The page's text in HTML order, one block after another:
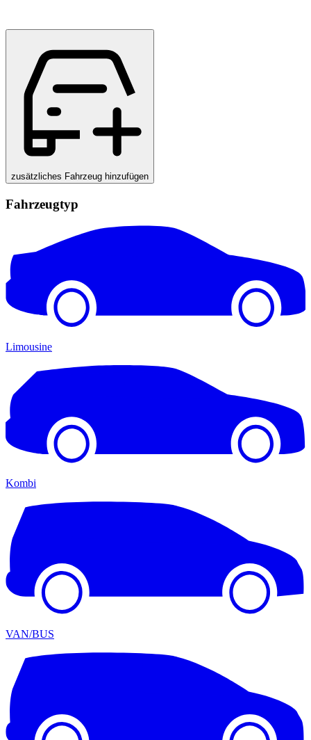
zusätzliches Fahrzeug hinzufügen
Fahrzeugtyp
Limousine
Kombi
VAN/BUS